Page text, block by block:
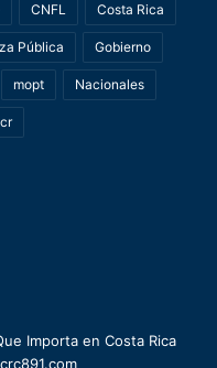
CNFL Costa Rica
Pública Gobierno
mopt Nacionales
Importa en Costa Rica